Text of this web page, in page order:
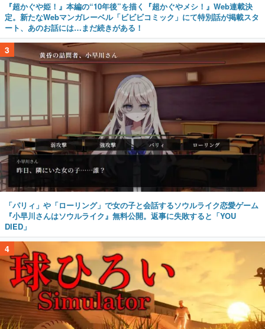
『超かぐや姫！』本編の“10年後”を描く『超かぐやメシ！』Web連載決
定。新たなWebマンガレーベル「ビビビコミック」にて特別話が掲載スタ
ート、あのお話には…まだ続きがある！
3
「パリィ」や「ローリング」で女の子と会話するソウルライク恋愛ゲーム
『小早川さんはソウルライク』無料公開。返事に失敗すると「YOU
DIED」
4